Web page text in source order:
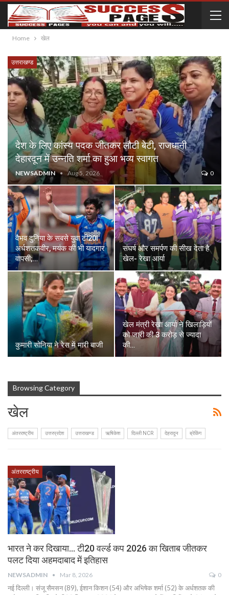
Home खेल
उत्तराखण्ड
देश के लिए कांस्य पदक जीतकर लौटी बेटी, राजधानी
देहारदून में उन्नति शर्मा का हुआ भव्य स्वागत
NEWSADMIN Aug 5, 2026 0
वैभव दुनिया के सबसे युवा टी20I
अर्धशतकवीर, मयंक की भी यादगार
वापसी;…
संघर्ष और समर्पण की सीख देता है
खेल- रेखा आर्या
कुमारी सोनिया ने रेस में मारी बाजी
खेल मंत्री रेखा आर्या ने खिलाड़ियों
को जारी की 3 करोड़ से ज्यादा
की…
Browsing Category
खेल
अंतरराष्ट्रीय उत्तरप्रदेश उत्तराखण्ड ऋषिकेश दिल्ली NCR देहरादून ब्रेकिंग
अंतरराष्ट्रीय
भारत ने कर दिखाया… टी20 वर्ल्‍ड कप 2026 का खिताब जीतकर
पलट दिया अहमदाबाद में इतिहास
NEWSADMIN Mar 8, 2026 0
नई दिल्ली। संजू सैमसन (89), ईशान किशन (54) और अभिषेक शर्मा (52) के अर्धशतक की